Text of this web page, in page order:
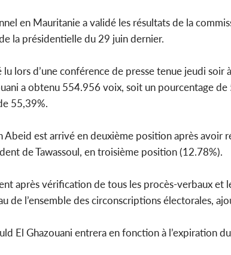
en Mauritanie a validé les résultats de la
la présidentielle du 29 juin dernier.
lors d’une conférence de presse tenue jeudi
a obtenu 554.956 voix, soit un pourcentage
55,39%.
Abeid est arrivé en deuxième position après
de Tawassoul, en troisième position (12.78%).
après vérification de tous les procès-verbaux et
de l’ensemble des circonscriptions électorales,
El Ghazouani entrera en fonction à l’expiration